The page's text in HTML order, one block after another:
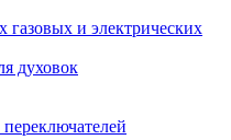
газовых и электрических
духовок